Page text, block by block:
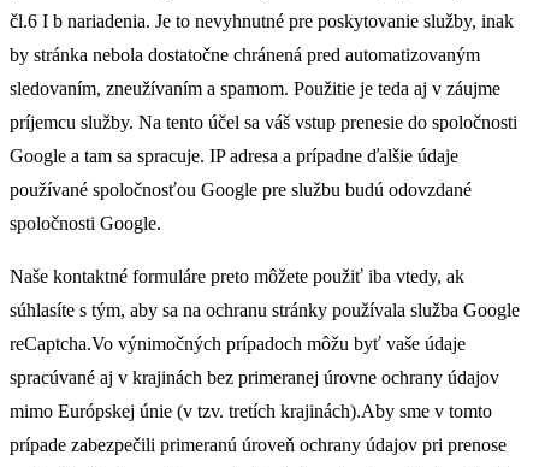
čl.6 I b nariadenia. Je to nevyhnutné pre poskytovanie služby, inak
by stránka nebola dostatočne chránená pred automatizovaným
sledovaním, zneužívaním a spamom. Použitie je teda aj v záujme
príjemcu služby. Na tento účel sa váš vstup prenesie do spoločnosti
Google a tam sa spracuje. IP adresa a prípadne ďalšie údaje
používané spoločnosťou Google pre službu budú odovzdané
spoločnosti Google.
Naše kontaktné formuláre preto môžete použiť iba vtedy, ak
súhlasíte s tým, aby sa na ochranu stránky používala služba Google
reCaptcha.Vo výnimočných prípadoch môžu byť vaše údaje
spracúvané aj v krajinách bez primeranej úrovne ochrany údajov
mimo Európskej únie (v tzv. tretích krajinách).Aby sme v tomto
prípade zabezpečili primeranú úroveň ochrany údajov pri prenose